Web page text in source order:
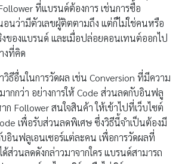
ที่แบรนด์ต้องการ เช่นการซื้อ
นว่ามีตัวเลขผู้ติตตามถึง แต่ก็ไม่ใช่คนหรือ
ของแบรนด์ และเมื่อปล่อยคอนเทนต์ออกไป
งที่คิด
วิธีอื่นในการวัดผล เช่น Conversion ที่มีความ
ากกว่า อย่างการให้ Code ส่วนลดกับอินฟลู
ก Follower สนใจสินค้า ให้เข้าไปที่เว็บไซต์
เพื่อรับส่วนลดพิเศษ ซึ่งวิธีนี้จำเป็นต้องมี
อินฟลูเอนเซอร์แต่ละคน เพื่อการวัดผลที่
ด้ส่วนลดดังกล่าวมาจากใคร แบรนด์สามารถ